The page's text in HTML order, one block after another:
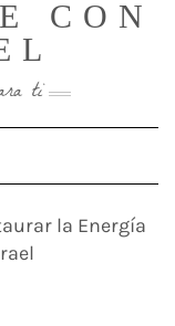
CON
ti
y